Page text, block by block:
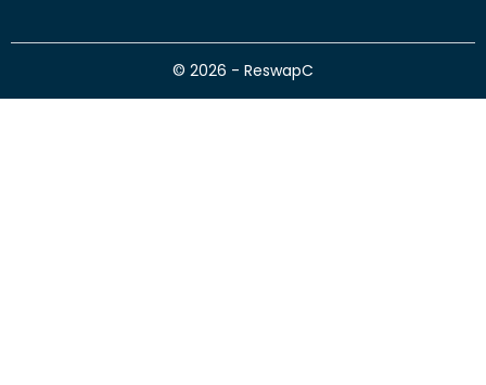
© 2026 - ReswapC